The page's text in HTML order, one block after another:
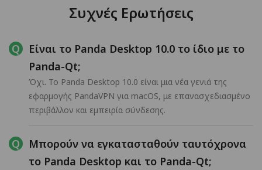
Συχνές Ερωτήσεις
Είναι το Panda Desktop 10.0 το ίδιο με το
Panda-Qt;
Όχι. Το Panda Desktop 10.0 είναι μια νέα γενιά της
εφαρμογής PandaVPN για macOS, με επανασχεδιασμένο
περιβάλλον και εμπειρία σύνδεσης.
Μπορούν να εγκατασταθούν ταυτόχρονα
το Panda Desktop και το Panda-Qt;